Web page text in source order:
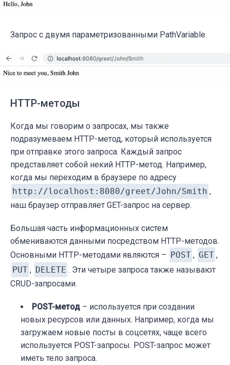
Запрос с двумя параметризованными PathVariable.
HTTP-методы
Когда мы говорим о запросах, мы также
подразумеваем HTTP-метод, который используется
при отправке этого запроса. Каждый запрос
представляет собой некий HTTP-метод. Например,
когда мы переходим в браузере по адресу
http://localhost:8080/greet/John/Smith ,
наш браузер отправляет GET-запрос на сервер.
Большая часть информационных систем
обмениваются данными посредством HTTP-методов.
Основными HTTP-методами являются – POST , GET ,
PUT , DELETE . Эти четыре запроса также называют
CRUD-запросами.
POST-метод – используется при создании
новых ресурсов или данных. Например, когда мы
загружаем новые посты в соцсетях, чаще всего
используется POST-запросы. POST-запрос может
иметь тело запроса.